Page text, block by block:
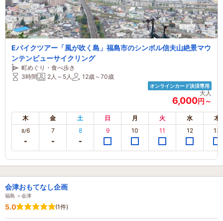
Eバイクツアー「風が吹く島」福島市のシンボル信夫山絶景マウ
ンテンビューサイクリング
町めぐり・食べ歩き
3時間
2人～5人 12歳～70歳
オンラインカード決済専用
大人
6,000円～
木 金 土 日 月 火 水 木
8/6 7 8 9 10 11 12 13
会津おもてなし企画
福島 ＞会津
5.0 (1件)